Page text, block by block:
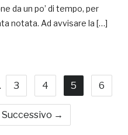
da un po’ di tempo, per
notata. Ad avvisare la […]
3 4 5 6
Successivo →